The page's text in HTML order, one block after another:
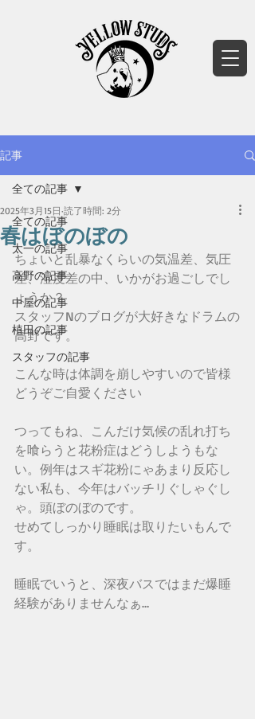
記事
全ての記事
太一の記事
高野の記事
中屋の記事
植田の記事
スタッフの記事
全ての記事
春はぼのぼの
2025年3月15日 読了時間: 2分
ちょいと乱暴なくらいの気温差、気圧
差、湿度差の中、いかがお過ごしでし
ょうか？
スタッフNのブログが大好きなドラムの
高野です。
こんな時は体調を崩しやすいので皆様
どうぞご自愛ください
つってもね、こんだけ気候の乱れ打ち
を喰らうと花粉症はどうしようもな
い。例年はスギ花粉にゃあまり反応し
ない私も、今年はバッチリぐしゃぐし
ゃ。頭ぼのぼのです。
せめてしっかり睡眠は取りたいもんで
す。
睡眠でいうと、深夜バスではまだ爆睡
経験がありませんなぁ…